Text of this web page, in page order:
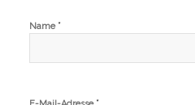
Name *